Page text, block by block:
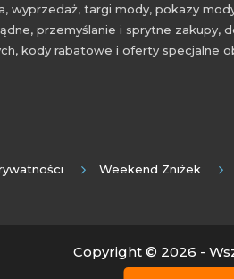
wyprzedaż, targi mody, pokazy
przemyślanie i sprytne
kody rabatowe i oferty specjalne
Weekend Zniżek
Copyright © 2026 -